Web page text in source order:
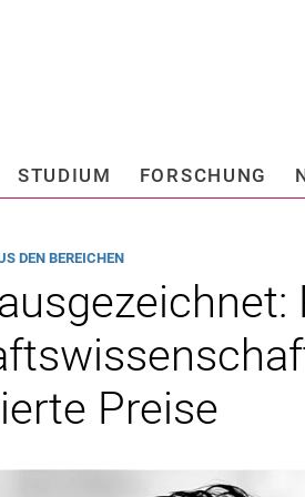
Springe direkt zu:
STUDIUM FORSCHUNG
DEN BEREICHEN
Preise